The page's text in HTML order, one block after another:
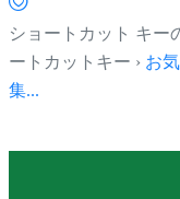
ショートカット キー
ートカットキー › お
集...